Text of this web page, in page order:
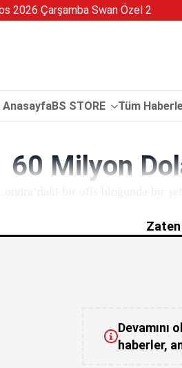
2026 Çarşamba Swan Özel 2
AnasayfaBS STORE Tüm
60 Milyon
Devamını
haberler,